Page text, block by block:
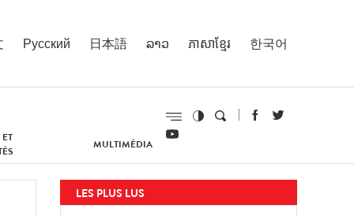
Русский 日本語 ລາວ ភាសាខ្មែរ 한국어
MULTIMÉDIA
LES PLUS LUS